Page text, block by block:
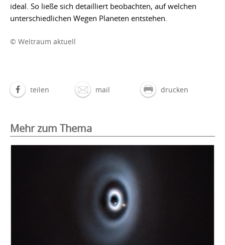
ideal. So ließe sich detailliert beobachten, auf welchen
unterschiedlichen Wegen Planeten entstehen.
© Weltraum aktuell
teilen mail drucken
Mehr zum Thema